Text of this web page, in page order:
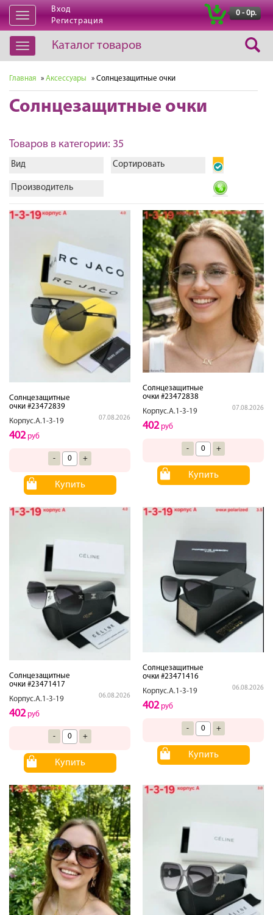
Открыть
навигацию
Вход
Регистрация
0 - 0р.
Открыть
навигацию
Каталог товаров
Главная » Аксессуары » Солнцезащитные очки
Солнцезащитные очки
Товаров в категории: 35
Вид Сортировать
Производитель
Солнцезащитные
очки #23472839
Корпус.А.1-3-19
07.08.2026
402руб
- +
Купить
Солнцезащитные
очки #23472838
Корпус.А.1-3-19
07.08.2026
402руб
- +
Купить
Солнцезащитные
очки #23471417
Корпус.А.1-3-19
06.08.2026
402руб
- +
Купить
Солнцезащитные
очки #23471416
Корпус.А.1-3-19
06.08.2026
402руб
- +
Купить